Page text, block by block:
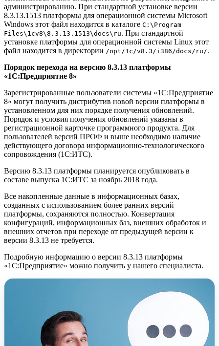
администрированию. При стандартной установке версии
8.3.13.1513 платформы для операционной системы Microsoft
Windows этот файл находится в каталоге C:\Program
Files\1cv8\8.3.13.1513\docs\ru. При стандартной
установке платформы для операционной системы Linux этот
файл находится в директории /opt/1c/v8.3/i386/docs/ru/.
Порядок перехода на версию 8.3.13 платформы
«1С:Предприятие 8»
Зарегистрированные пользователи системы «1С:Предприятие
8» могут получить дистрибутив новой версии платформы в
установленном для них порядке получения обновлений.
Порядок и условия получения обновлений указаны в
регистрационной карточке программного продукта. Для
пользователей версий ПРОФ и выше необходимо наличие
действующего договора информационно-технологического
сопровождения (1С:ИТС).
Версию 8.3.13 платформы планируется опубликовать в
составе выпуска 1С:ИТС за ноябрь 2018 года.
Все накопленные данные в информационных базах,
созданных с использованием более ранних версий
платформы, сохраняются полностью. Конвертация
конфигураций, информационных баз, внешних обработок и
внешних отчетов при переходе от предыдущей версии к
версии 8.3.13 не требуется.
Подробную информацию о версии 8.3.13 платформы
«1С:Предприятие» можно получить у нашего специалиста.